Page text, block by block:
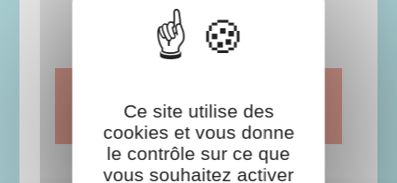
LES SENS
Ce site utilise des
cookies et vous donne
le contrôle sur ce que
vous souhaitez activer